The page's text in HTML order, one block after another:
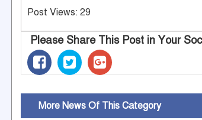
Post Views: 29
Please Share This Post in Your
More News Of This Category